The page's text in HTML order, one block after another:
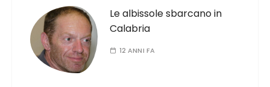
Le albissole sbarcano in
Calabria
12 ANNI FA